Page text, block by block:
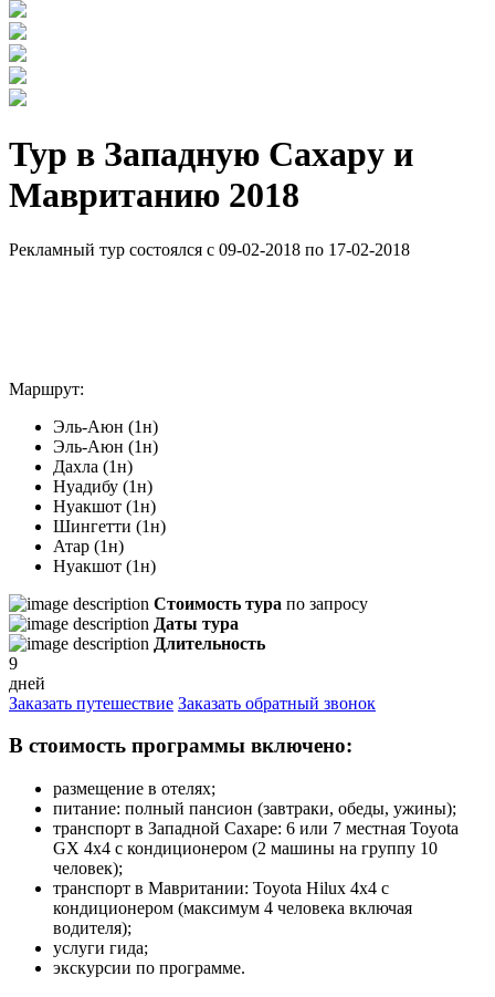
Тур в Западную Сахару и
Мавританию 2018
Рекламный тур состоялся с 09-02-2018 по 17-02-2018
Маршрут:
Эль-Аюн (1н)
Эль-Аюн (1н)
Дахла (1н)
Нуадибу (1н)
Нуакшот (1н)
Шингетти (1н)
Атар (1н)
Нуакшот (1н)
Стоимость тура по запросу
Даты тура
Длительность
9
дней
Заказать путешествие Заказать обратный звонок
В стоимость программы включено:
размещение в отелях;
питание: полный пансион (завтраки, обеды, ужины);
транспорт в Западной Сахаре: 6 или 7 местная Toyota
GX 4x4 с кондиционером (2 машины на группу 10
человек);
транспорт в Мавритании: Toyota Hilux 4x4 с
кондиционером (максимум 4 человека включая
водителя);
услуги гида;
экскурсии по программе.